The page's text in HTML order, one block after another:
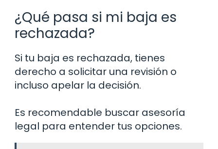
¿Qué pasa si mi baja es
rechazada?
Si tu baja es rechazada, tienes
derecho a solicitar una revisión o
incluso apelar la decisión.
Es recomendable buscar asesoría
legal para entender tus opciones.